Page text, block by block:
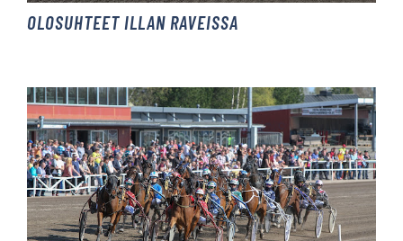
OLOSUHTEET ILLAN RAVEISSA